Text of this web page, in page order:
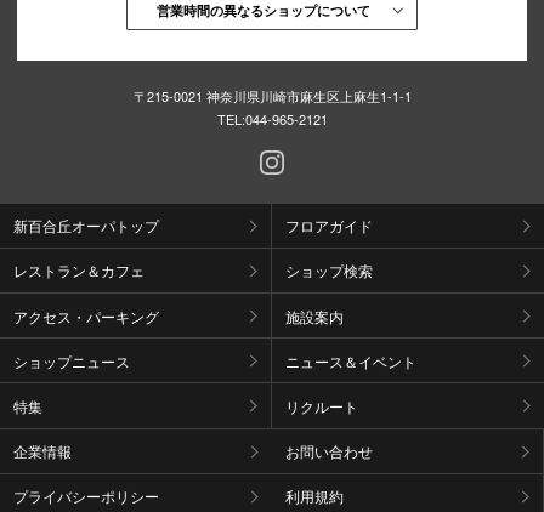
営業時間の異なるショップについて
〒215-0021 神奈川県川崎市麻生区上麻生1-1-1
TEL:044-965-2121
新百合丘オーパトップ フロアガイド
レストラン＆カフェ ショップ検索
アクセス・パーキング 施設案内
ショップニュース ニュース＆イベント
特集 リクルート
企業情報 お問い合わせ
プライバシーポリシー 利用規約